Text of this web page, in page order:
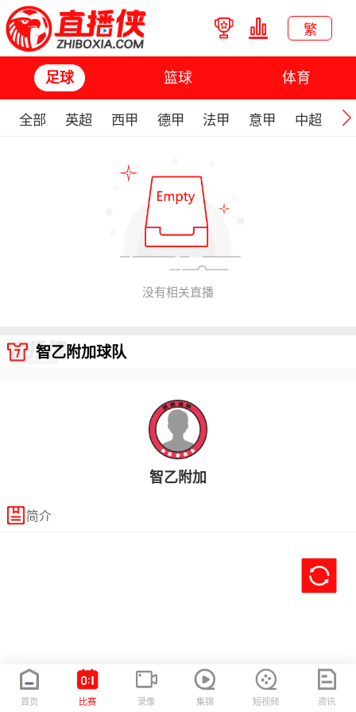
繁
足球 篮球 体育
全部 英超 西甲 德甲 法甲 意甲 中超
没有相关直播
智乙附加球队
智乙附加
简介
首页 比赛 录像 集锦 短视频 资讯